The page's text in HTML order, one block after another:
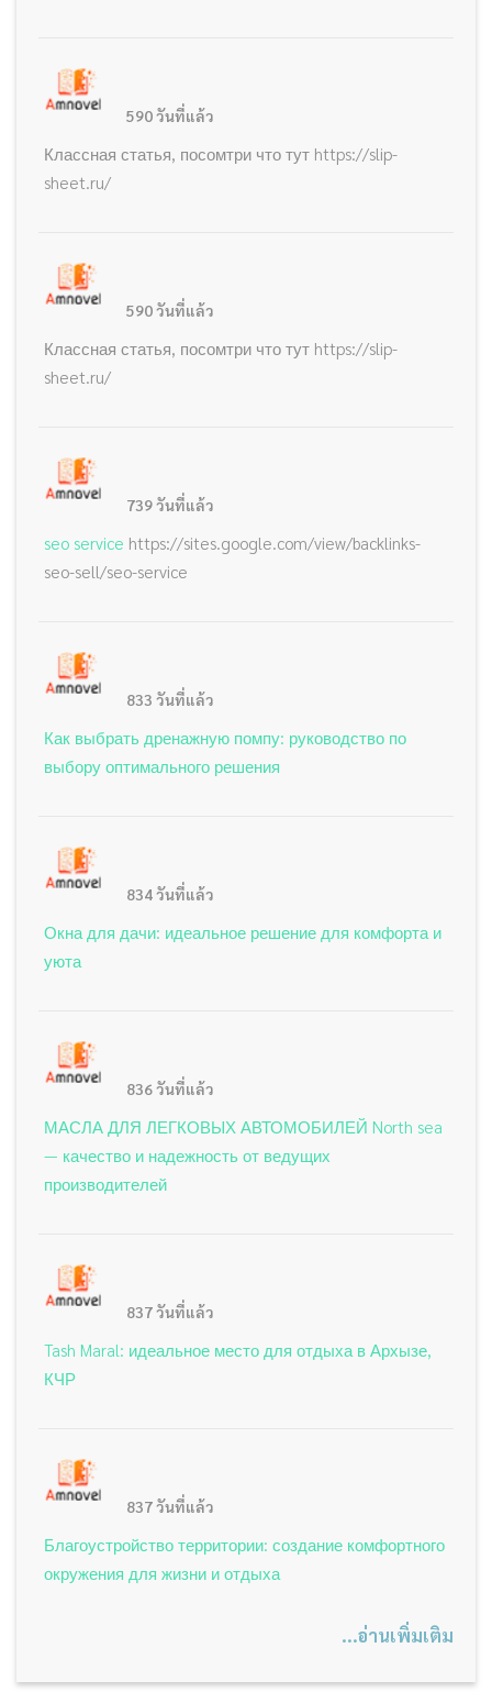
590 วันที่แล้ว
Классная статья, посомтри что тут https://slip-
sheet.ru/
590 วันที่แล้ว
Классная статья, посомтри что тут https://slip-
sheet.ru/
739 วันที่แล้ว
seo service https://sites.google.com/view/backlinks-
seo-sell/seo-service
833 วันที่แล้ว
Как выбрать дренажную помпу: руководство по
выбору оптимального решения
834 วันที่แล้ว
Окна для дачи: идеальное решение для комфорта и
уюта
836 วันที่แล้ว
МАСЛА ДЛЯ ЛЕГКОВЫХ АВТОМОБИЛЕЙ North sea
— качество и надежность от ведущих
производителей
837 วันที่แล้ว
Tash Maral: идеальное место для отдыха в Архызе,
КЧР
837 วันที่แล้ว
Благоустройство территории: создание комфортного
окружения для жизни и отдыха
...อ่านเพิ่มเติม